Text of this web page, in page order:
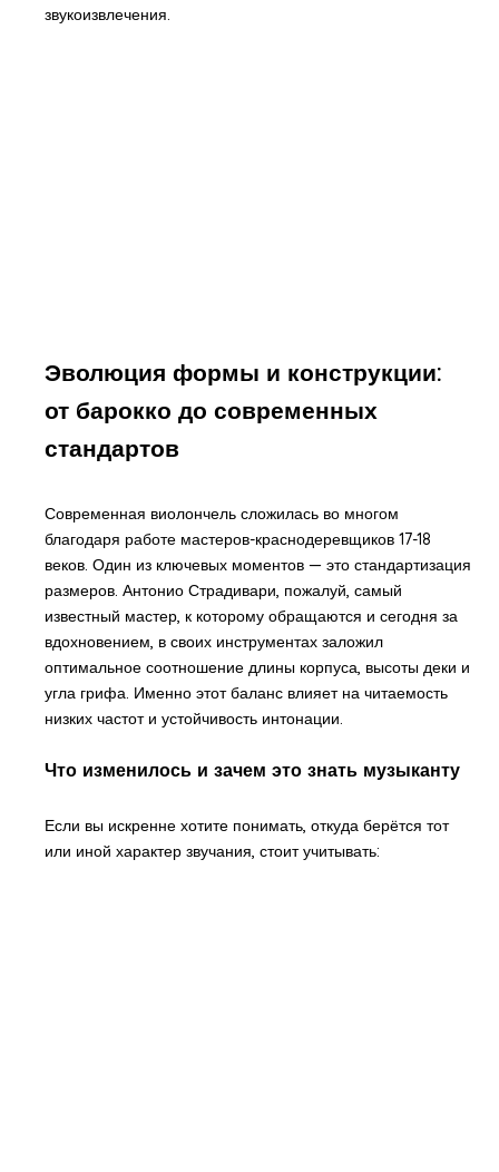
звукоизвлечения.
Эволюция формы и конструкции:
от барокко до современных
стандартов
Современная виолончель сложилась во многом
благодаря работе мастеров-краснодеревщиков 17-18
веков. Один из ключевых моментов — это стандартизация
размеров. Антонио Страдивари, пожалуй, самый
известный мастер, к которому обращаются и сегодня за
вдохновением, в своих инструментах заложил
оптимальное соотношение длины корпуса, высоты деки и
угла грифа. Именно этот баланс влияет на читаемость
низких частот и устойчивость интонации.
Что изменилось и зачем это знать музыканту
Если вы искренне хотите понимать, откуда берётся тот
или иной характер звучания, стоит учитывать: